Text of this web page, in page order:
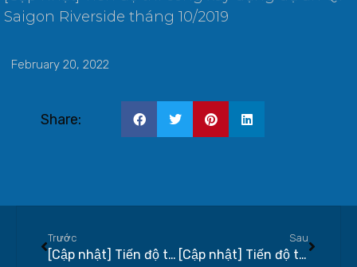
Saigon Riverside tháng 10/2019
February 20, 2022
Share:
Trước
[Cập nhật] Tiến độ thi công xây dựng dự án Q7 Saigon Riverside tháng 01-2022
Sau
[Cập nhật] Tiến độ thi công xây dựng dự án Q7 Saigon Riverside tháng 03-2022